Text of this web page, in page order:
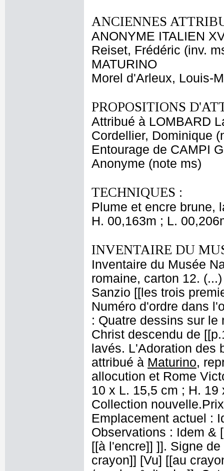
ANCIENNES
ANONYME ITALIEN
Reiset, Frédéric (inv.
MATURINO
Morel d'Arleux, Louis-
PROPOSITIONS
Attribué à LOMBARD
Cordellier, Dominique
Entourage de CAMPI
Anonyme (note ms)
TECHNIQUES :
Plume et encre brune,
H. 00,163m ; L.
INVENTAIRE DU
Inventaire du Musée
romaine, carton 12.
Sanzio [[les trois
Numéro d'ordre dans
: Quatre dessins sur le
Christ descendu de
lavés. L'Adoration des
attribué à Maturino,
allocution et Rome
10 x L. 15,5 cm ; H.
Collection
Emplacement actuel :
Observations : Idem &
[[à l'encre]] ]]. Signe
crayon]] [Vu] [[au